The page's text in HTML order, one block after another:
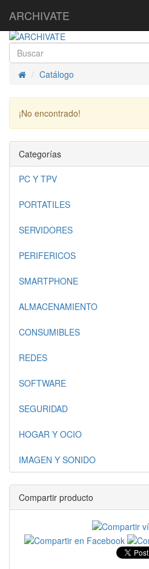
ARCHIVATE
InicioCatálogo
¡No encontrado!
Categorías
PC Y TPV
PORTATILES
SERVIDORES
PERIFERICOS
SMARTPHONE
ALMACENAMIENTO
CONSUMIBLES
REDES
SOFTWARE
SEGURIDAD
HOGAR Y OCIO
IMAGEN Y SONIDO
Compartir producto